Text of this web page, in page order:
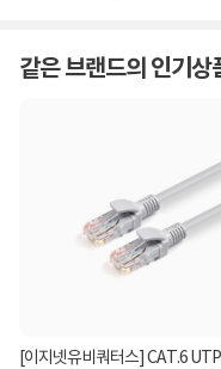
같은 브랜드의 인기상
[이지넷유비쿼터스] CAT.6 UTP